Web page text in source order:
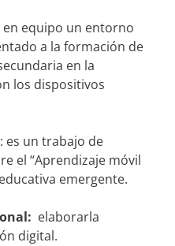
en equipo un entorno
a la formación de
en la
los dispositivos
: es un trabajo de
el “Aprendizaje móvil
emergente.
elaborarla
digital.